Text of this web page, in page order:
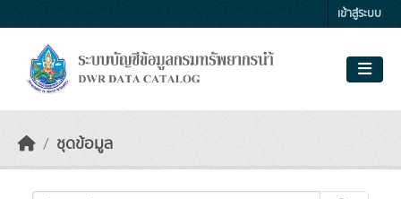
เข้าสู่ระบบ
ชุดข้อมูล